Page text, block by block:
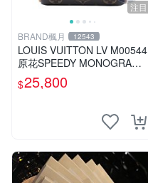
注目
BRAND楓月 12543
LOUIS VUITTON LV M00544
原花SPEEDY MONOGRAM
手袋吊飾
$25,800